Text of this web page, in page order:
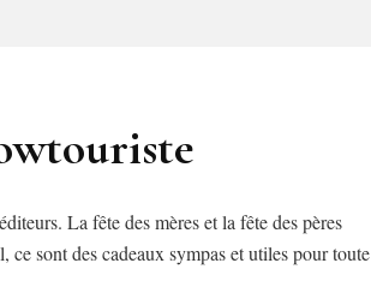
La fête des mères et la fête des pères
sont des cadeaux sympas et utiles pour toute